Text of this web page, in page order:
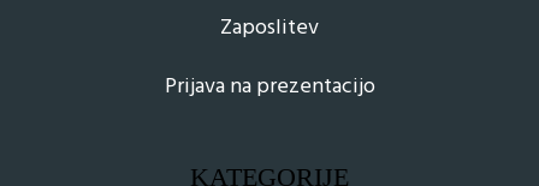
Zaposlitev
Prijava na prezentacijo
KATEGORIJE